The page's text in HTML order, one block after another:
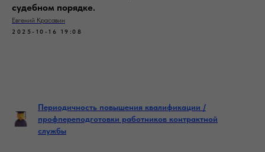
судебном порядке.
Евгений Красавин
2025-10-16 19:08
Периодичность повышения квалификации /
профпереподготовки работников контрактной
службы